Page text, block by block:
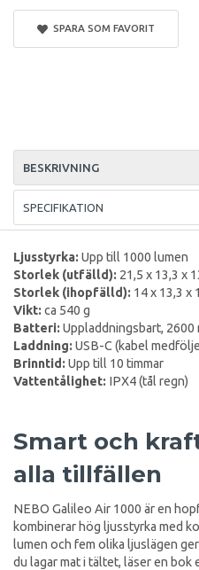
SPARA SOM FAVORIT
BESKRIVNING
SPECIFIKATION
Ljusstyrka:Upp till 1000 lumen
Storlek (utfälld): 21,5 x 13,3 x
Storlek (ihopfälld): 14 x 13,3 x
Vikt:ca 540 g
Batteri:Uppladdningsbart, 2600
Laddning:USB-C (kabel
Brinntid:Upp till 10 timmar
Vattentålighet: IPX4 (tål regn)
Smart och
alla tillfällen
NEBO Galileo Air 1000 är en
kombinerar hög ljusstyrka med
lumen och fem olika ljuslägen
du lagar mat i tältet, läser en